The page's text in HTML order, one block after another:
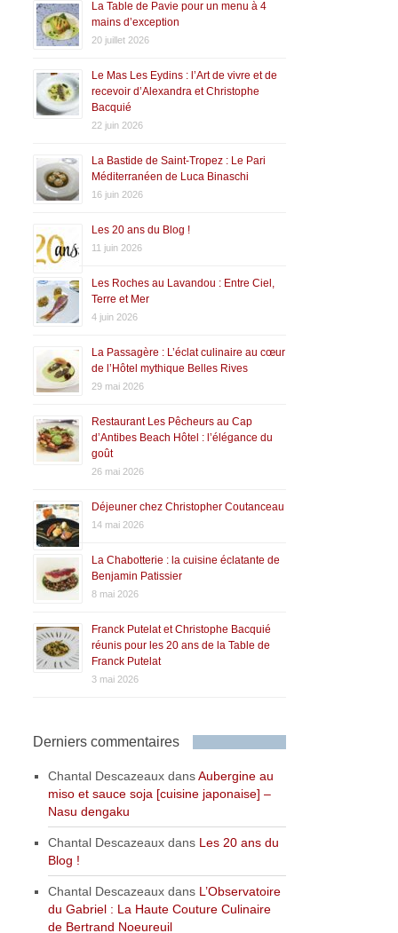
La Table de Pavie pour un menu à 4
mains d’exception
20 juillet 2026
Le Mas Les Eydins : l’Art de vivre et de
recevoir d’Alexandra et Christophe
Bacquié
22 juin 2026
La Bastide de Saint-Tropez : Le Pari
Méditerranéen de Luca Binaschi
16 juin 2026
Les 20 ans du Blog !
11 juin 2026
Les Roches au Lavandou : Entre Ciel,
Terre et Mer
4 juin 2026
La Passagère : L’éclat culinaire au cœur
de l’Hôtel mythique Belles Rives
29 mai 2026
Restaurant Les Pêcheurs au Cap
d’Antibes Beach Hôtel : l’élégance du
goût
26 mai 2026
Déjeuner chez Christopher Coutanceau
14 mai 2026
La Chabotterie : la cuisine éclatante de
Benjamin Patissier
8 mai 2026
Franck Putelat et Christophe Bacquié
réunis pour les 20 ans de la Table de
Franck Putelat
3 mai 2026
Derniers commentaires
Chantal Descazeaux dansAubergine au
miso et sauce soja [cuisine japonaise] –
Nasu dengaku
Chantal Descazeaux dans Les 20 ans du
Blog !
Chantal Descazeaux dans L’Observatoire
du Gabriel : La Haute Couture Culinaire
de Bertrand Noeureuil